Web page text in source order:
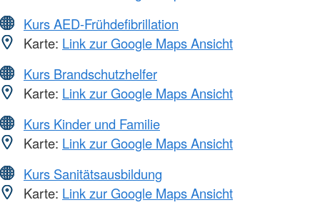
Kurs AED-Frühdefibrillation
Karte: Link zur Google Maps Ansicht
Kurs Brandschutzhelfer
Karte: Link zur Google Maps Ansicht
Kurs Kinder und Familie
Karte: Link zur Google Maps Ansicht
Kurs Sanitätsausbildung
Karte: Link zur Google Maps Ansicht